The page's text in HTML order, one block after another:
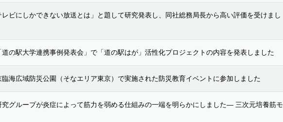
ビにしかできない放送とは」と題して研究発表し、同社総務局長から高い評価を受けまし
の駅大学連携事例発表会」で「道の駅はが」活性化プロジェクトの内容を発表しました
海広域防災公園（そなエリア東京）で実施された防災教育イベントに参加しました
グループが炎症によって筋力を弱める仕組みの一端を明らかにしました― 三次元培養筋モ